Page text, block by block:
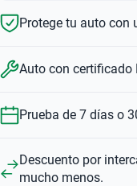
Protege tu auto con
Auto con certificado
Prueba de 7 días o
Descuento por
mucho menos.